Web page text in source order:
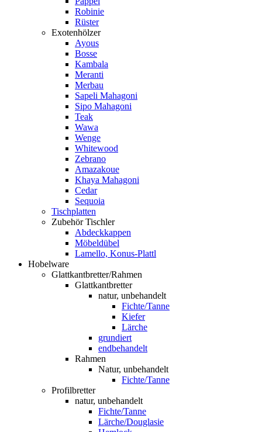
Robinie
Rüster
Exotenhölzer
Ayous
Bosse
Kambala
Meranti
Merbau
Sapeli Mahagoni
Sipo Mahagoni
Teak
Wawa
Wenge
Whitewood
Zebrano
Amazakoue
Khaya Mahagoni
Cedar
Sequoia
Tischplatten
Zubehör Tischler
Abdeckkappen
Möbeldübel
Lamello, Konus-Plattl
Hobelware
Glattkantbretter/Rahmen
Glattkantbretter
natur, unbehandelt
Fichte/Tanne
Kiefer
Lärche
grundiert
endbehandelt
Rahmen
Natur, unbehandelt
Fichte/Tanne
Profilbretter
natur, unbehandelt
Fichte/Tanne
Lärche/Douglasie